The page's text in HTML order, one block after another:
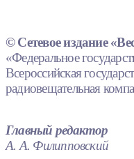
© Сетевое издание
«Федеральное
Всероссийская
радиовещательная
Главный редактор
А. А. Филипповский